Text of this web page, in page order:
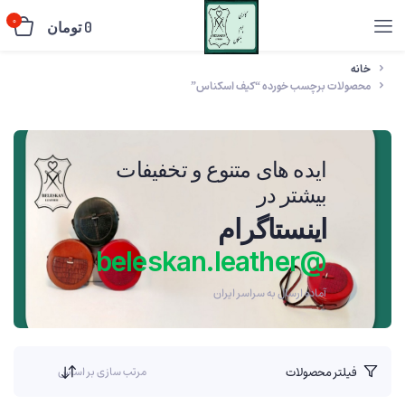
0 تومان 0
خانه
محصولات برچسب خورده “کیف اسکناس”
ایده های متنوع و تخفیفات
بیشتر در
اینستاگرام
@beleskan.leather
آماده ارسال به سراسر ایران
فیلتر محصولات مرتب سازی بر اساس